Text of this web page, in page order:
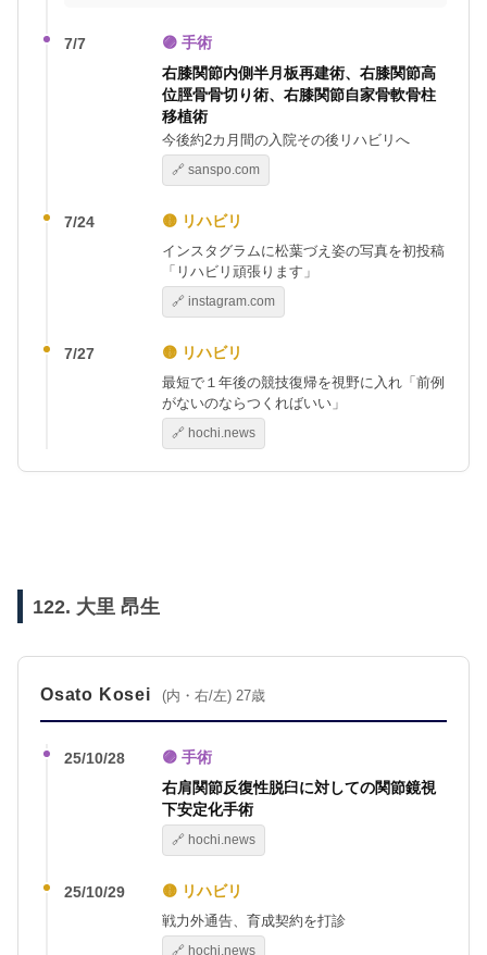
7/7
🟣 手術
右膝関節内側半月板再建術、右膝関節高
位脛骨骨切り術、右膝関節自家骨軟骨柱
移植術
今後約2カ月間の入院その後リハビリへ
🔗 sanspo.com
7/24 🟡 リハビリ
インスタグラムに松葉づえ姿の写真を初投稿
「リハビリ頑張ります」
🔗 instagram.com
7/27 🟡 リハビリ
最短で１年後の競技復帰を視野に入れ「前例
がないのならつくればいい」
🔗 hochi.news
122. 大里 昂生
Osato Kosei (内・右/左) 27歳
25/10/28
🟣 手術
右肩関節反復性脱臼に対しての関節鏡視
下安定化手術
🔗 hochi.news
25/10/29 🟡 リハビリ
戦力外通告、育成契約を打診
🔗 hochi.news